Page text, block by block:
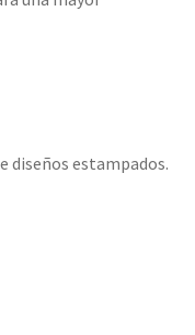
diseños estampados.